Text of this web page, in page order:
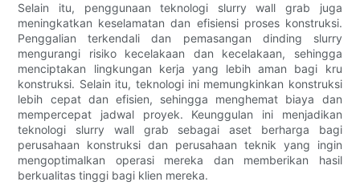
Selain itu, penggunaan teknologi slurry wall grab juga
meningkatkan keselamatan dan efisiensi proses konstruksi.
Penggalian terkendali dan pemasangan dinding slurry
mengurangi risiko kecelakaan dan kecelakaan, sehingga
menciptakan lingkungan kerja yang lebih aman bagi kru
konstruksi. Selain itu, teknologi ini memungkinkan konstruksi
lebih cepat dan efisien, sehingga menghemat biaya dan
mempercepat jadwal proyek. Keunggulan ini menjadikan
teknologi slurry wall grab sebagai aset berharga bagi
perusahaan konstruksi dan perusahaan teknik yang ingin
mengoptimalkan operasi mereka dan memberikan hasil
berkualitas tinggi bagi klien mereka.